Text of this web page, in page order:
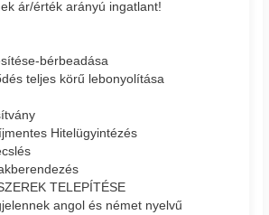
ár/érték arányú ingatlant!
bérbeadása
teljes körű lebonyolítása
Hitelügyintézés
TELEPÍTÉSE
angol és német nyelvű